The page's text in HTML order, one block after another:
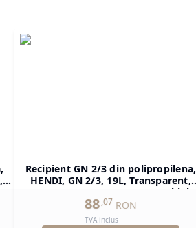
Recipient GN 2/3 din polipropilena,
HENDI, GN 2/3, 19L, Transparent,
354x325x(H)200mm, Dreptunghiular
88,07 RON
TVA inclus